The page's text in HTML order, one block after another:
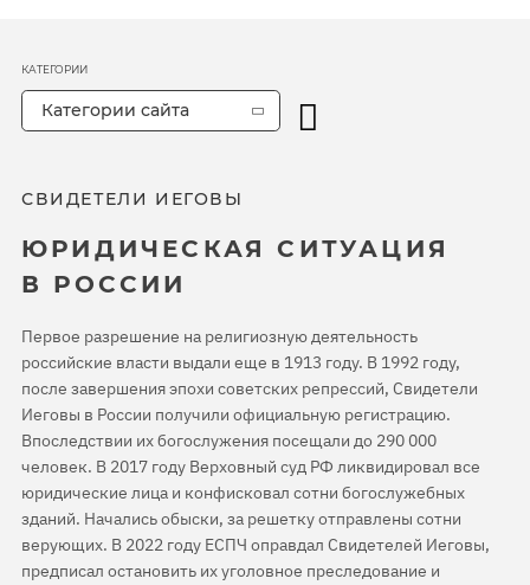
СВИДЕТЕЛИ ИЕГОВЫ
ЮРИДИЧЕСКАЯ СИТУАЦИЯ
В РОССИИ
Первое разрешение на религиозную деятельность
российские власти выдали еще в 1913 году. В 1992 году,
после завершения эпохи советских репрессий, Свидетели
Иеговы в России получили официальную регистрацию.
Впоследствии их богослужения посещали до 290 000
человек. В 2017 году Верховный суд РФ ликвидировал все
юридические лица и конфисковал сотни богослужебных
зданий. Начались обыски, за решетку отправлены сотни
верующих. В 2022 году ЕСПЧ оправдал Свидетелей Иеговы,
предписал остановить их уголовное преследование и
КАТЕГОРИИ
Категории сайта